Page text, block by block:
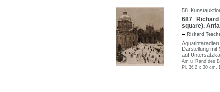
58.
687 Richard
square).
Richard
Darstellung mit
auf
Am u. Rand des
Pl. 36,2 x 30 cm,